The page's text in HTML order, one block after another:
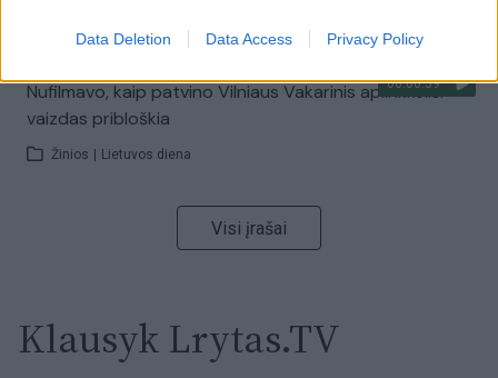
Data Deletion Data Access Privacy Policy
00:00:59
Nufilmavo, kaip patvino Vilniaus Vakarinis aplinkkelis:
vaizdas pribloškia
Žinios Lietuvos diena
Visi įrašai
Klausyk Lrytas.TV